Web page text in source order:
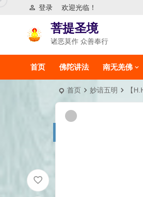
欢迎光临！
登录
菩提圣境
诸恶莫作 众善奉行
首页 佛陀讲法 南无羌佛
首页 妙谙五明 【